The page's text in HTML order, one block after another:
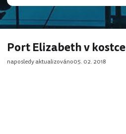
Port Elizabeth v kostce
naposledy aktualizováno05. 02. 2018